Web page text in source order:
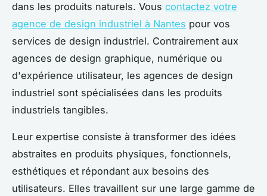
dans les produits naturels. Vous contactez votre
agence de design industriel à Nantes pour vos
services de design industriel. Contrairement aux
agences de design graphique, numérique ou
d'expérience utilisateur, les agences de design
industriel sont spécialisées dans les produits
industriels tangibles.
Leur expertise consiste à transformer des idées
abstraites en produits physiques, fonctionnels,
esthétiques et répondant aux besoins des
utilisateurs. Elles travaillent sur une large gamme de